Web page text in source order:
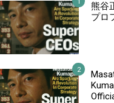
熊谷
プロ